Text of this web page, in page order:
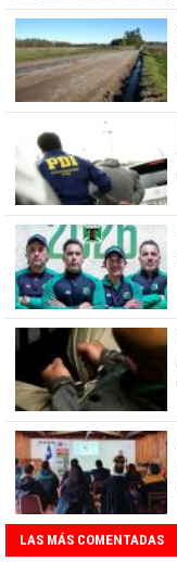
LAS MÁS COMENTADAS